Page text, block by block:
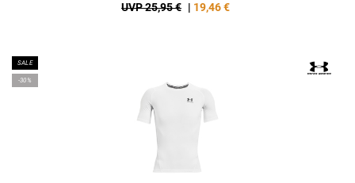
UVP 25,95 € | 19,46€
SALE
-30%